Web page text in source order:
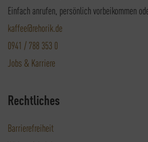
Einfach anrufen, persönlich vorbeikommen
kaffee@rehorik.de
0941 / 788 353 0
Jobs & Karriere
Rechtliches
Barrierefreiheit